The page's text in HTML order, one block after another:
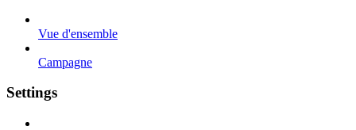
Vue d'ensemble
Campagne
Settings